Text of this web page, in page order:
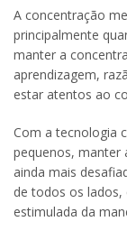
A concentração
principalmente
manter a
aprendizagem,
estar atentos ao
Com a tecnologia
pequenos, manter
ainda mais
de todos os
estimulada da